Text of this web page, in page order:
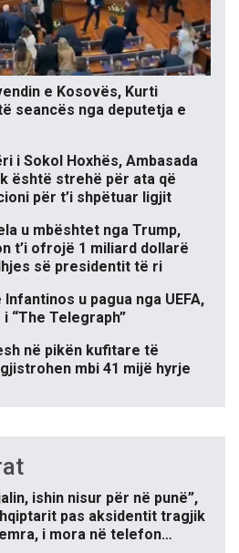
e Kosovës, Kurti
seancës nga deputetja e
i Sokol Hoxhës, Ambasada
është strehë për ata që
për t’i shpëtuar ligjit
u mbështet nga Trump,
t’i ofrojë 1 miliard dollarë
së presidentit të ri
u pagua nga UEFA,
“The Telegraph”
në pikën kufitare të
mbi 41 mijë hyrje
ishin nisur për në punë”,
pas aksidentit tragjik
i mora në telefon…